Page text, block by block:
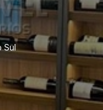
Sul